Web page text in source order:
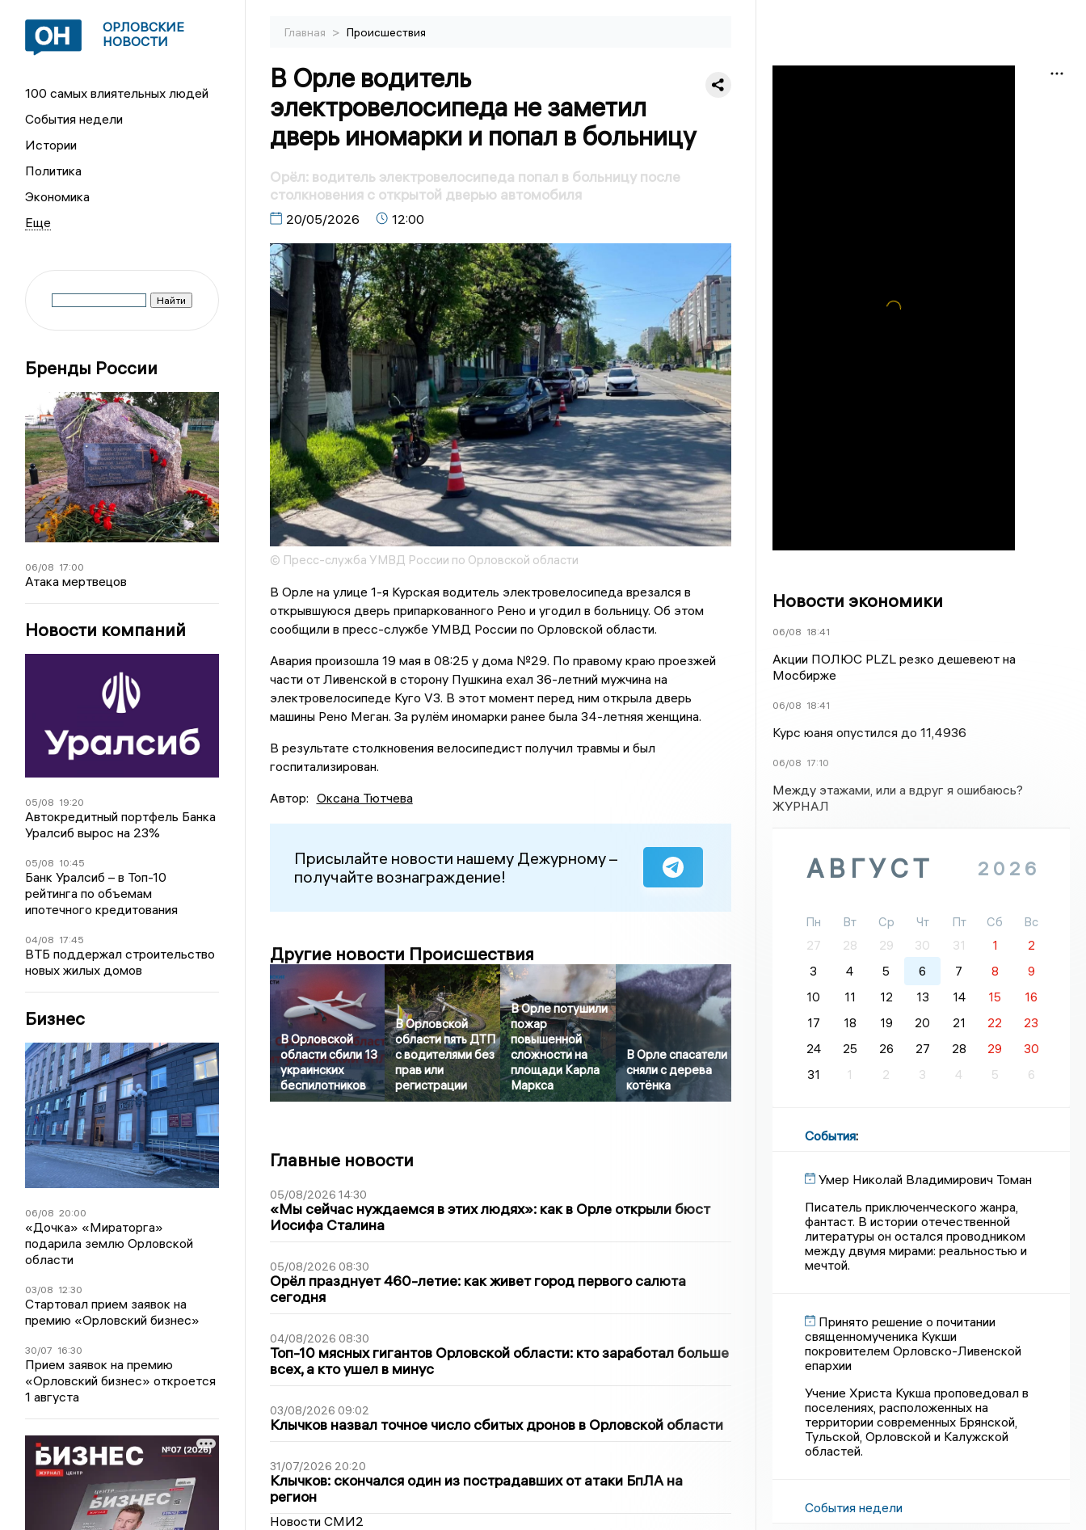
ОРЛОВСКИЕ
НОВОСТИ
100 самых влиятельных людей
События недели
Истории
Политика
Экономика
Бренды России
06/08 17:00
Атака мертвецов
Новости компаний
05/08 19:20
Автокредитный портфель Банка
Уралсиб вырос на 23%
05/08 10:45
Банк Уралсиб – в Топ-10
рейтинга по объемам
ипотечного кредитования
04/08 17:45
ВТБ поддержал строительство
новых жилых домов
Бизнес
06/08 20:00
«Дочка» «Мираторга»
подарила землю Орловской
области
03/08 12:30
Стартовал прием заявок на
премию «Орловский бизнес»
30/07 16:30
Прием заявок на премию
«Орловский бизнес» откроется
1 августа
Главная > Происшествия
В Орле водитель
электровелосипеда не заметил
дверь иномарки и попал в больницу
Орёл: водитель электровелосипеда попал в больницу после
столкновения с открытой дверью автомобиля
20/05/2026 12:00
© Пресс-служба УМВД России по Орловской области
В Орле на улице 1-я Курская водитель электровелосипеда врезался в
открывшуюся дверь припаркованного Рено и угодил в больницу. Об этом
сообщили в пресс-службе УМВД России по Орловской области.
Авария произошла 19 мая в 08:25 у дома №29. По правому краю проезжей
части от Ливенской в сторону Пушкина ехал 36-летний мужчина на
электровелосипеде Куго V3. В этот момент перед ним открыла дверь
машины Рено Меган. За рулём иномарки ранее была 34-летняя женщина.
В результате столкновения велосипедист получил травмы и был
госпитализирован.
Автор: Оксана Тютчева
Присылайте новости нашему Дежурному –
получайте вознаграждение!
Другие новости Происшествия
В Орловской
области сбили 13
украинских
беспилотников
В Орловской
области пять ДТП
с водителями без
прав или
регистрации
В Орле потушили
пожар
повышенной
сложности на
площади Карла
Маркса
В Орле спасатели
сняли с дерева
котёнка
Главные новости
05/08/2026 14:30
«Мы сейчас нуждаемся в этих людях»: как в Орле открыли бюст
Иосифа Сталина
05/08/2026 08:30
Орёл празднует 460-летие: как живет город первого салюта
сегодня
04/08/2026 08:30
Топ-10 мясных гигантов Орловской области: кто заработал больше
всех, а кто ушел в минус
03/08/2026 09:02
Клычков назвал точное число сбитых дронов в Орловской области
31/07/2026 20:20
Клычков: скончался один из пострадавших от атаки БпЛА на
регион
Новости СМИ2
Новости экономики
06/08 18:41
Акции ПОЛЮС PLZL резко дешевеют на
Мосбирже
06/08 18:41
Курс юаня опустился до 11,4936
06/08 17:10
Между этажами, или а вдруг я ошибаюсь?
ЖУРНАЛ
АВГУСТ 2026
Пн Вт Ср Чт Пт Сб
Вс
27
28 29 30 31 1
2
3
4 5 6 7 8
9
10
11 12 13 14 15
16
17
18 19 20 21 22
23
24
25 26 27 28 29
30
31
1 2 3 4 5 6
События:
Умер Николай Владимирович Томан
Писатель приключенческого жанра,
фантаст. В истории отечественной
литературы он остался проводником
между двумя мирами: реальностью и
мечтой.
Принято решение о почитании
священномученика Кукши
покровителем Орловско-Ливенской
епархии
Учение Христа Кукша проповедовал в
поселениях, расположенных на
территории современных Брянской,
Тульской, Орловской и Калужской
областей.
События недели